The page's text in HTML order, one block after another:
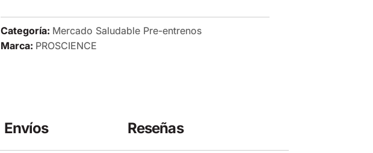
Categoría: Mercado Saludable Pre-entrenos
Marca: PROSCIENCE
Envíos Reseñas